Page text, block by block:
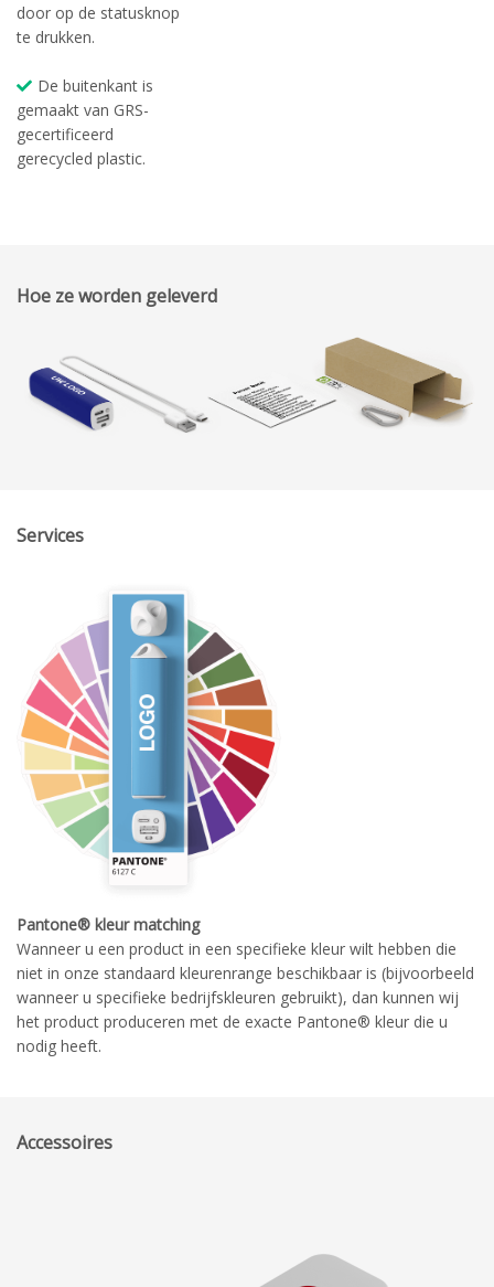
door op de statusknop
te drukken.
De buitenkant is
gemaakt van GRS-
gecertificeerd
gerecycled plastic.
Hoe ze worden geleverd
Services
Pantone® kleur matching
Wanneer u een product in een specifieke kleur wilt hebben die
niet in onze standaard kleurenrange beschikbaar is (bijvoorbeeld
wanneer u specifieke bedrijfskleuren gebruikt), dan kunnen wij
het product produceren met de exacte Pantone® kleur die u
nodig heeft.
Accessoires